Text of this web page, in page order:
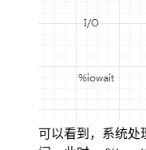
可以看到，系统处